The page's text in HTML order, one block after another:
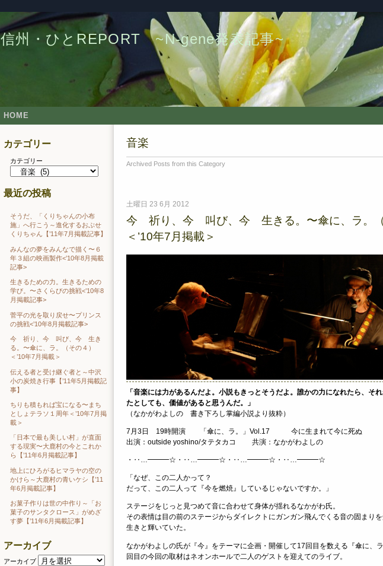
信州・ひとREPORT ~N-gene発表記事~
HOME
音楽
Archived Posts from this Category
土曜日 23 6月 2012
今 祈り、今 叫び、今 生きる。〜傘に、ラ。（
＜’10年7月掲載＞
「音楽には力があるんだよ。小説もきっとそうだよ。誰かの力になれたら、そ
たとしても、価値があると思うんだ。」
（なかがわよしの 書き下ろし掌編小説より抜粋）
7月3日 19時開演 「傘に、ラ。」Vol.17 今に生まれて今に死ぬ
出演：outside yoshino/タテタカコ 共演：なかがわよしの
・‥…━━━☆・‥…━━━☆・‥…━━━☆・‥…━━━☆
「なぜ、この二人かって？
だって、この二人って『今を燃焼』しているじゃないですか。」
ステージをじっと見つめて音に合わせて身体が揺れるなかがわ氏。
その表情は目の前のステージからダイレクトにガンガン飛んでくる音の固まり
生きと輝いていた。
なかがわよしの氏が『今』をテーマに企画・開催して17回目を数える『傘に、
回目の今回の取材はネオンホールで二人のゲストを迎えてのライブ。
カテゴリー
カテゴリー
最近の投稿
そうだ、「くりちゃんの小布
施」へ行こう～進化するおぶせ
くりちゃん【’11年7月掲載記事】
みんなの夢をみんなで描く〜６
年３組の映画製作<’10年8月掲載
記事>
生きるための力。生きるための
学び。〜さくらびの挑戦<’10年8
月掲載記事>
菅平の光を取り戻せ〜プリンス
の挑戦<’10年8月掲載記事>
今 祈り、今 叫び、今 生き
る。〜傘に、ラ。（その４）
＜’10年7月掲載＞
伝える者と受け継ぐ者と～中沢
小の炭焼き行事【’11年5月掲載記
事】
ちりも積もれば宝になる〜まち
としょテラソ１周年＜’10年7月掲
載＞
「日本で最も美しい村」が直面
する現実〜大鹿村の今とこれか
ら【’11年6月掲載記事】
地上にひろがるヒマラヤの空の
かけら～大鹿村の青いケシ【’11
年6月掲載記事】
お菓子作りは世の中作り～「お
菓子のサンタクロース」がめざ
す夢【’11年6月掲載記事】
アーカイブ
アーカイブ